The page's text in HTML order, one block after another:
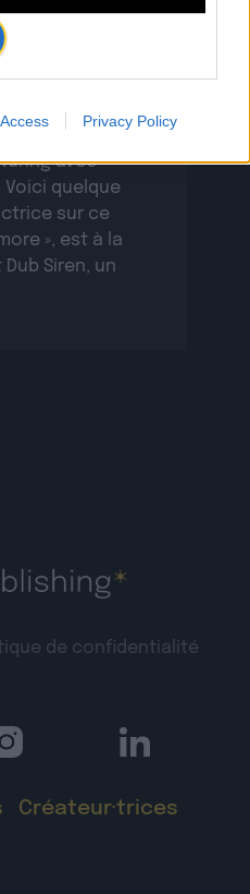
Privacy Policy
a sorti son
l’été dernier, on
ce mois-ci avec
de l’album
avec
Voici quelque
sur ce
», est à la
Siren, un
de confidentialité
Créateur·trices